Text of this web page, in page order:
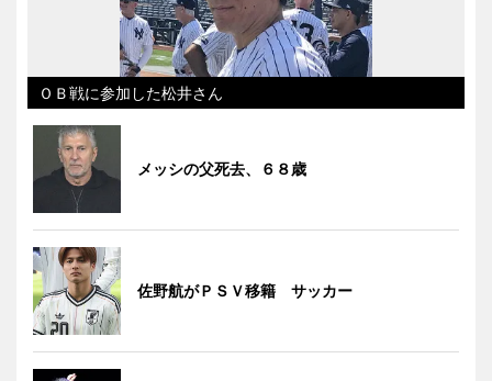
ＯＢ戦に参加した松井さん
メッシの父死去、６８歳
佐野航がＰＳＶ移籍 サッカー